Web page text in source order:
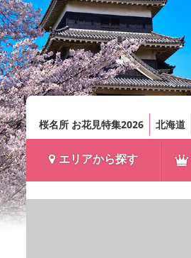
桜名所 お花見特集2026 北海道
エリアから探す